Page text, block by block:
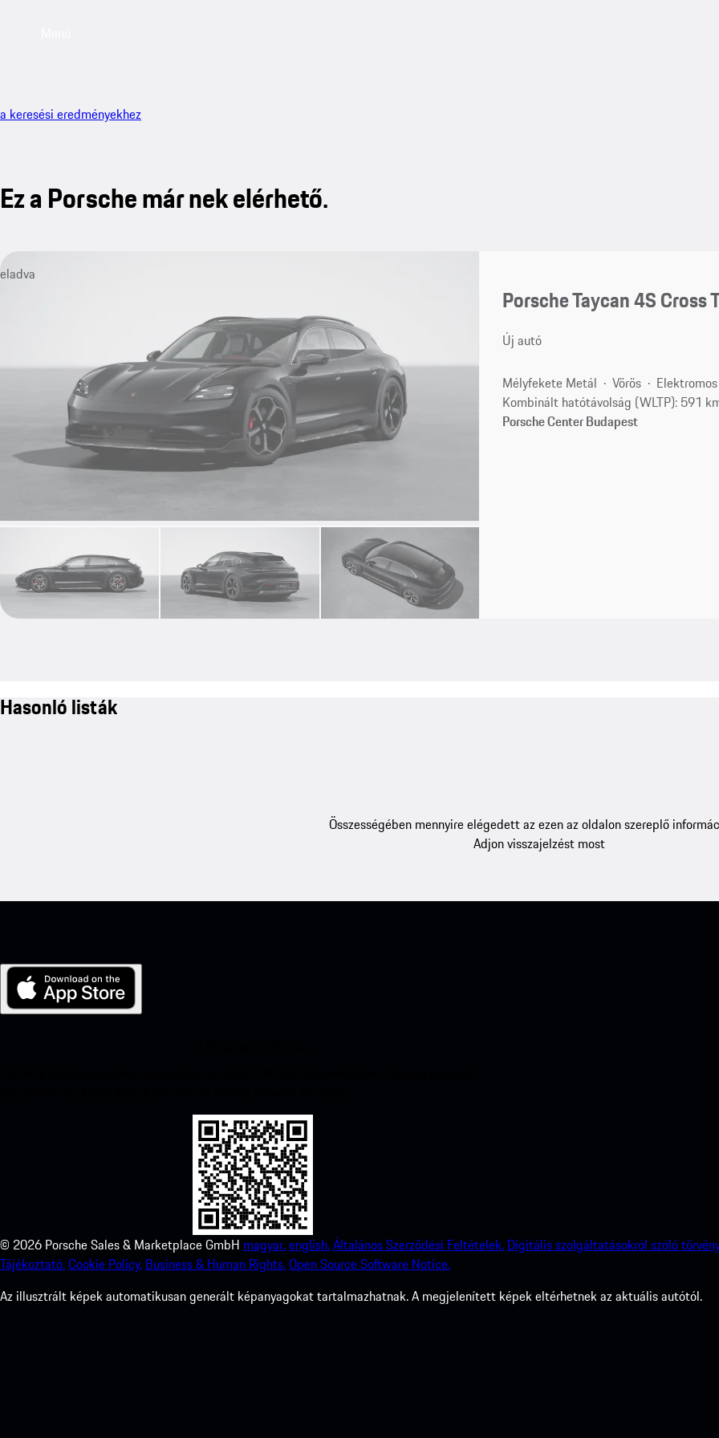
a keresési eredményekhez
Ez a Porsche már nek elérhető.
eladva
Porsche Taycan 4S Cross
Új autó
Mélyfekete Metál Vörös Elektromos
Kombinált hatótávolság (WLTP): 591
Porsche Center Budapest
Hasonló listák
Összességében mennyire elégedett az ezen az oldalon szereplő
Adjon visszajelzést most
© 2026 Porsche Sales & Marketplace GmbH magyar.english.Általános Szerződési Feltételek. Digitális szolgáltatásokról szóló
Tájékoztató.Cookie Policy. Business & Human Rights.Open Source Software Notice.
Az illusztrált képek automatikusan generált képanyagokat tartalmazhatnak. A megjelenített képek eltérhetnek az aktuális autótól.